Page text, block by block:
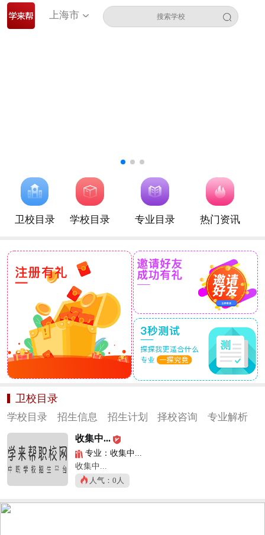
上海市
卫校目录 学校目录 专业目录 热门资讯
卫校目录
学校目录 招生信息 招生计划 择校咨询 专业解析
收集中...
专业：收集中...
收集中...
人气：0人